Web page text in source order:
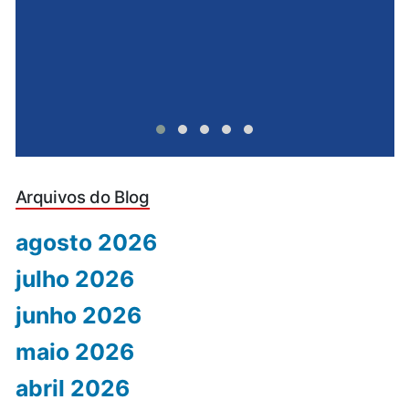
Arquivos do Blog
agosto 2026
julho 2026
junho 2026
maio 2026
abril 2026